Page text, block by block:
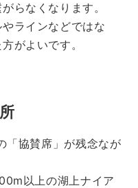
らなくなります。
ラインなどではな
がよいです。
「協賛席」が残念なが
以上の湖上ナイア